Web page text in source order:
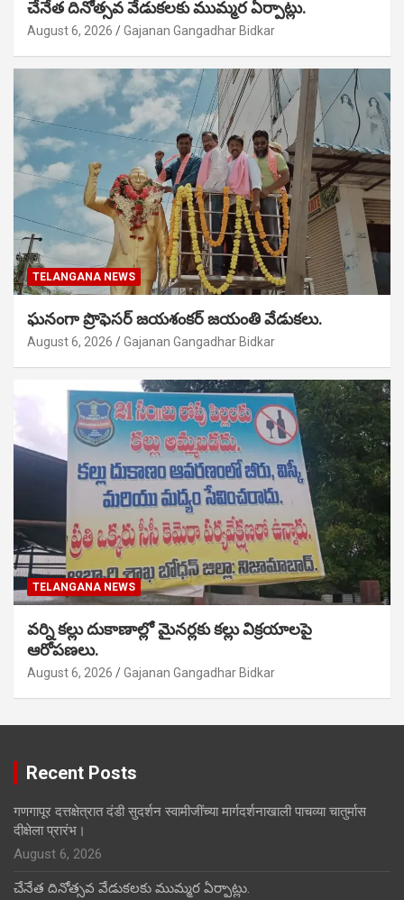
చేనేత దినోత్సవ వేడుకలకు ముమ్మర ఏర్పాట్లు.
August 6, 2026 Gajanan Gangadhar Bidkar
TELANGANA NEWS
ఘనంగా ప్రొఫెసర్ జయశంకర్ జయంతి వేడుకలు.
August 6, 2026 Gajanan Gangadhar Bidkar
TELANGANA NEWS
వర్ని కల్లు దుకాణాల్లో మైనర్లకు కల్లు విక్రయాలపై
ఆరోపణలు.
August 6, 2026 Gajanan Gangadhar Bidkar
Recent Posts
गणगापूर दत्तक्षेत्रात दंडी सुदर्शन स्वामीजींच्या मार्गदर्शनाखाली पाचव्या चातुर्मास
दीक्षेला प्रारंभ।
August 6, 2026
చేనేత దినోత్సవ వేడుకలకు ముమ్మర ఏర్పాట్లు.